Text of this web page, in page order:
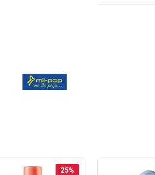
25%